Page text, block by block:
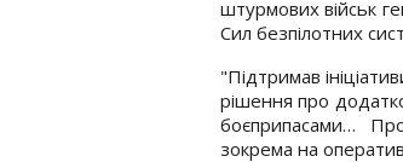
штурмових військ
Сил безпілотних
"Підтримав
рішення про
боєприпасами…
зокрема на